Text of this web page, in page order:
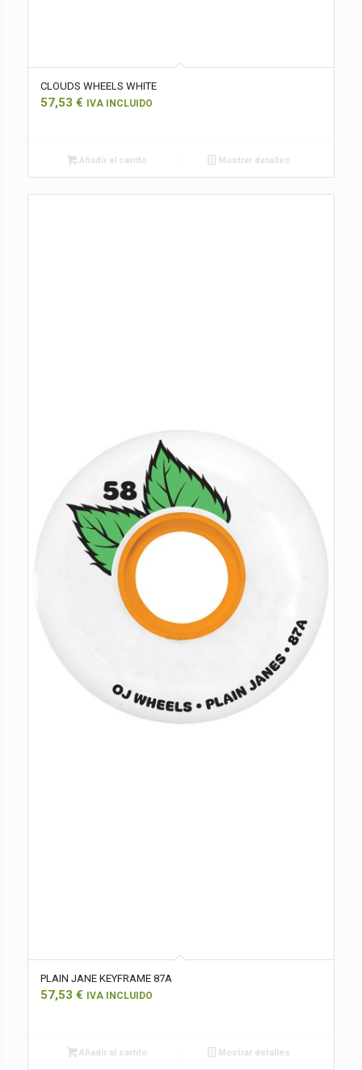
CLOUDS WHEELS WHITE
57,53 € IVA INCLUIDO
Añadir al carrito Mostrar detalles
PLAIN JANE KEYFRAME 87A
57,53 € IVA INCLUIDO
Añadir al carrito Mostrar detalles